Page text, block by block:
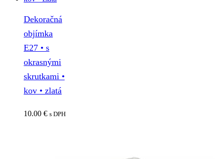
Dekoračná
objímka
E27 • s
okrasnými
skrutkami •
kov • zlatá
10.00 € s DPH